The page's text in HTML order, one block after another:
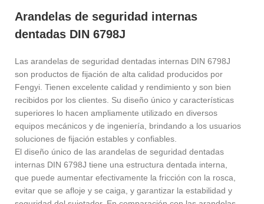
Arandelas de seguridad internas
dentadas DIN 6798J
Las arandelas de seguridad dentadas internas DIN 6798J
son productos de fijación de alta calidad producidos por
Fengyi. Tienen excelente calidad y rendimiento y son bien
recibidos por los clientes. Su diseño único y características
superiores lo hacen ampliamente utilizado en diversos
equipos mecánicos y de ingeniería, brindando a los usuarios
soluciones de fijación estables y confiables.
El diseño único de las arandelas de seguridad dentadas
internas DIN 6798J tiene una estructura dentada interna,
que puede aumentar efectivamente la fricción con la rosca,
evitar que se afloje y se caiga, y garantizar la estabilidad y